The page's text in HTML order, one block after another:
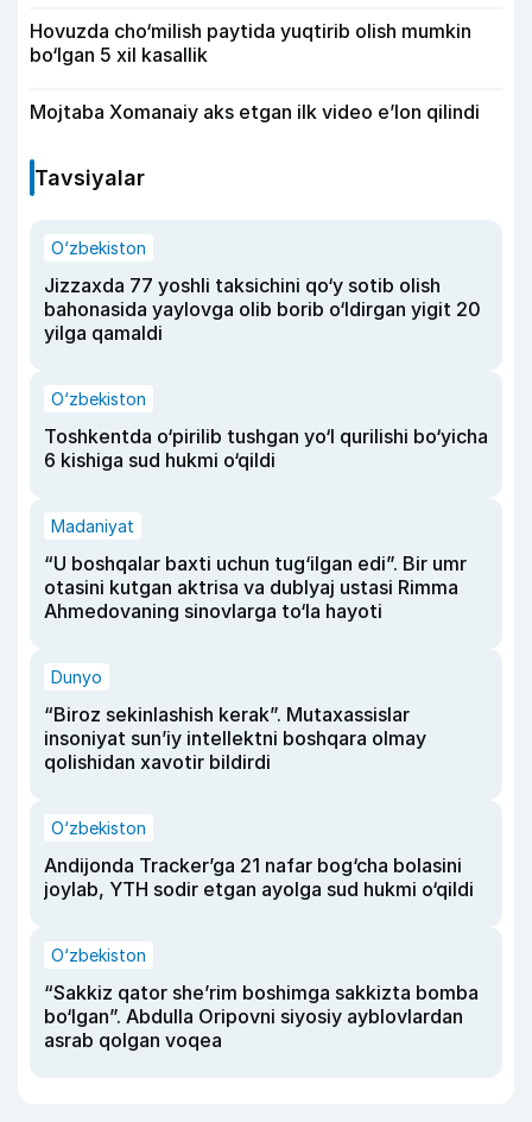
Hovuzda cho‘milish paytida yuqtirib olish mumkin
bo‘lgan 5 xil kasallik
Mojtaba Xomanaiy aks etgan ilk video e’lon qilindi
Tavsiyalar
O‘zbekiston
Jizzaxda 77 yoshli taksichini qo‘y sotib olish
bahonasida yaylovga olib borib o‘ldirgan yigit 20
yilga qamaldi
O‘zbekiston
Toshkentda o‘pirilib tushgan yo‘l qurilishi bo‘yicha
6 kishiga sud hukmi o‘qildi
Madaniyat
“U boshqalar baxti uchun tug‘ilgan edi”. Bir umr
otasini kutgan aktrisa va dublyaj ustasi Rimma
Ahmedovaning sinovlarga to‘la hayoti
Dunyo
“Biroz sekinlashish kerak”. Mutaxassislar
insoniyat sun’iy intellektni boshqara olmay
qolishidan xavotir bildirdi
O‘zbekiston
Andijonda Tracker’ga 21 nafar bog‘cha bolasini
joylab, YTH sodir etgan ayolga sud hukmi o‘qildi
O‘zbekiston
“Sakkiz qator she’rim boshimga sakkizta bomba
bo‘lgan”. Abdulla Oripovni siyosiy ayblovlardan
asrab qolgan voqea